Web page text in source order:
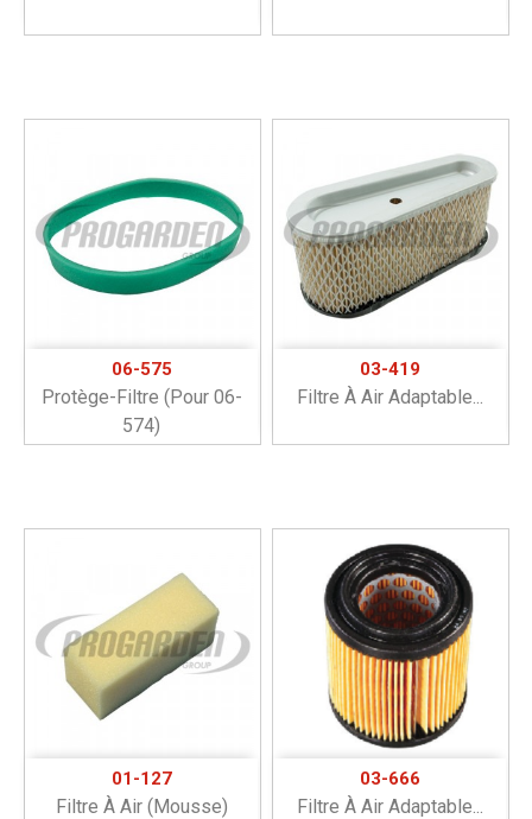
06-575
Protège-Filtre (pour 06-
574)
03-419
Filtre À Air Adaptable...
01-127
Filtre À Air (mousse)
03-666
Filtre À Air Adaptable...